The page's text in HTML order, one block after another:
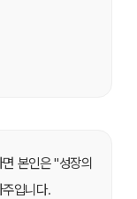
본인은 "성장의
입니다.